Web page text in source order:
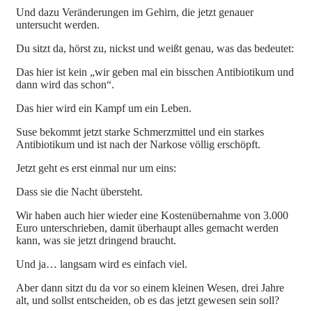
Und dazu Veränderungen im Gehirn, die jetzt genauer
untersucht werden.
Du sitzt da, hörst zu, nickst und weißt genau, was das bedeutet:
Das hier ist kein „wir geben mal ein bisschen Antibiotikum und
dann wird das schon“.
Das hier wird ein Kampf um ein Leben.
Suse bekommt jetzt starke Schmerzmittel und ein starkes
Antibiotikum und ist nach der Narkose völlig erschöpft.
Jetzt geht es erst einmal nur um eins:
Dass sie die Nacht übersteht.
Wir haben auch hier wieder eine Kostenübernahme von 3.000
Euro unterschrieben, damit überhaupt alles gemacht werden
kann, was sie jetzt dringend braucht.
Und ja… langsam wird es einfach viel.
Aber dann sitzt du da vor so einem kleinen Wesen, drei Jahre
alt, und sollst entscheiden, ob es das jetzt gewesen sein soll?